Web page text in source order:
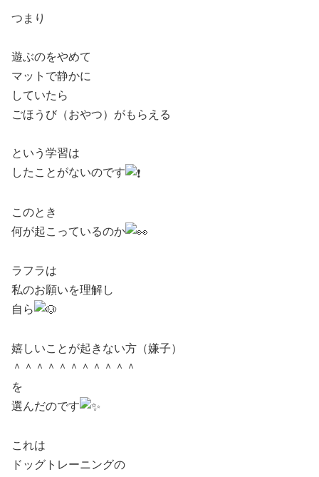
つまり
遊ぶのをやめて
マットで静かに
していたら
ごほうび（おやつ）がもらえる
という学習は
したことがないのです
このとき
何が起こっているのか
ラフラは
私のお願いを理解し
自ら
嬉しいことが起きない方（嫌子）
＾＾＾＾＾＾＾＾＾＾＾
を
選んだのです
これは
ドッグトレーニングの